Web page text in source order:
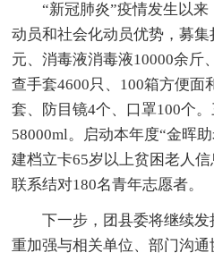
“新冠肺炎”疫情发生以
动员和社会化动员优势，募集
元、消毒液消毒液10000余斤
查手套4600只、100箱方便面
套、防目镜4个、口罩100个
58000ml。启动本年度“金晖
建档立卡65岁以上贫困老人
联系结对180名青年志愿者。
下一步，团县委将继续
重加强与相关单位、部门沟